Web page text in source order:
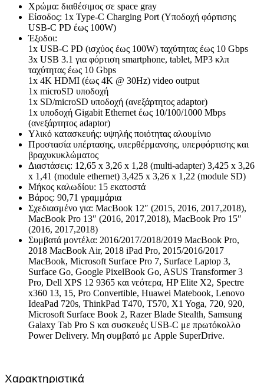
Χρώμα: διαθέσιμος σε space gray
Είσοδος: 1x Type-C Charging Port (Υποδοχή φόρτισης
USB-C PD έως 100W)
Έξοδοι:
1x USB-C PD (ισχύος έως 100W) ταχύτητας έως 10 Gbps
3x USB 3.1 για φόρτιση smartphone, tablet, MP3 κλπ
ταχύτητας έως 10 Gbps
1x 4K HDMI (έως 4K @ 30Hz) video output
1x microSD υποδοχή
1x SD/microSD υποδοχή (ανεξάρτητος adaptor)
1x υποδοχή Gigabit Ethernet έως 10/100/1000 Mbps
(ανεξάρτητος adaptor)
Υλικό κατασκευής: υψηλής ποιότητας αλουμίνιο
Προστασία υπέρτασης, υπερθέρμανσης, υπερφόρτισης και
βραχυκυκλώματος
Διαστάσεις: 12,65 x 3,26 x 1,28 (multi-adapter) 3,425 x 3,26
x 1,41 (module ethernet) 3,425 x 3,26 x 1,22 (module SD)
Μήκος καλωδίου: 15 εκατοστά
Βάρος: 90,71 γραμμάρια
Σχεδιασμένο για: MacBook 12″ (2015, 2016, 2017,2018),
MacBook Pro 13″ (2016, 2017,2018), MacBook Pro 15″
(2016, 2017,2018)
Συμβατά μοντέλα: 2016/2017/2018/2019 MacBook Pro,
2018 MacBook Air, 2018 iPad Pro, 2015/2016/2017
MacBook, Microsoft Surface Pro 7, Surface Laptop 3,
Surface Go, Google PixelBook Go, ASUS Transformer 3
Pro, Dell XPS 12 9365 και νεότερα, HP Elite X2, Spectre
x360 13, 15, Pro Convertible, Huawei Matebook, Lenovo
IdeaPad 720s, ThinkPad T470, T570, X1 Yoga, 720, 920,
Microsoft Surface Book 2, Razer Blade Stealth, Samsung
Galaxy Tab Pro S και συσκευές USB-C με πρωτόκολλο
Power Delivery. Μη συμβατό με Apple SuperDrive.
Χαρακτηριστικά